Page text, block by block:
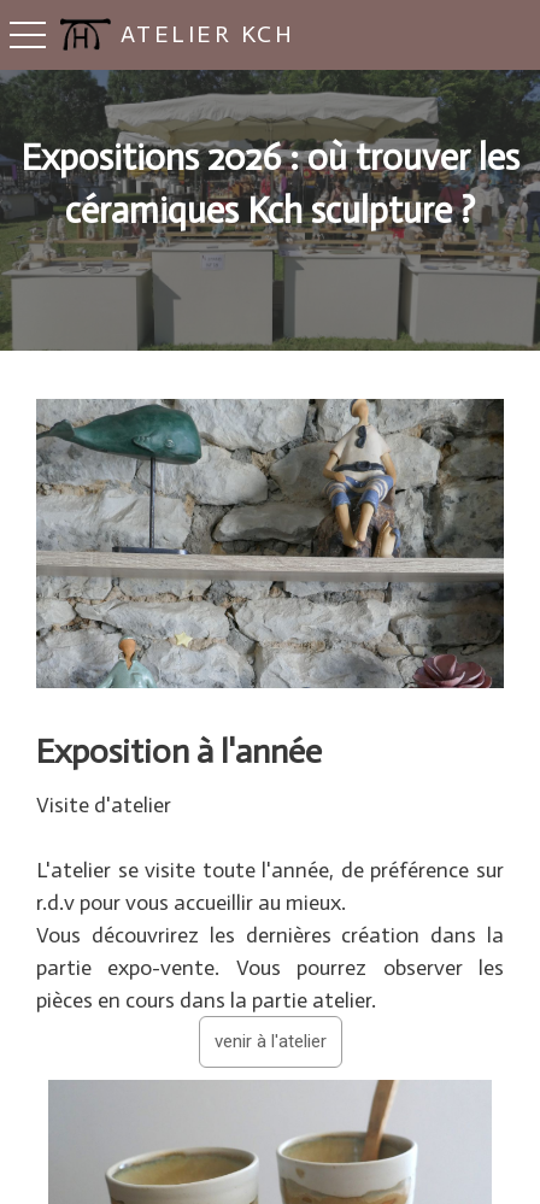
ATELIER KCH
Basculer la navigation
Expositions 2026 : où trouver les
céramiques Kch sculpture ?
Exposition à l'année
Visite d'atelier
L'atelier se visite toute l'année, de préférence sur
r.d.v pour vous accueillir au mieux.
Vous découvrirez les dernières création dans la
partie expo-vente. Vous pourrez observer les
pièces en cours dans la partie atelier.
venir à l'atelier